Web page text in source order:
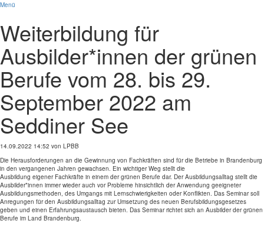
Menü
Weiterbildung für
Ausbilder*innen der grünen
Berufe vom 28. bis 29.
September 2022 am
Seddiner See
14.09.2022 14:52 von LPBB
Die Herausforderungen an die Gewinnung von Fachkräften sind für die Betriebe in Brandenburg
in den vergangenen Jahren gewachsen. Ein wichtiger Weg stellt die
Ausbildung eigener Fachkräfte in einem der grünen Berufe dar. Der Ausbildungsalltag stellt die
Ausbilder*innen immer wieder auch vor Probleme hinsichtlich der Anwendung geeigneter
Ausbildungsmethoden, des Umgangs mit Lernschwierigkeiten oder Konflikten. Das Seminar soll
Anregungen für den Ausbildungsalltag zur Umsetzung des neuen Berufsbildungsgesetzes
geben und einen Erfahrungsaustausch bieten. Das Seminar richtet sich an Ausbilder der grünen
Berufe im Land Brandenburg.